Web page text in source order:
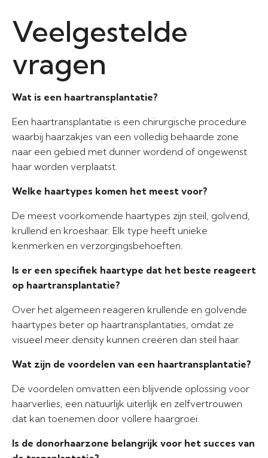
Veelgestelde
vragen
Wat is een haartransplantatie?
Een haartransplantatie is een chirurgische procedure
waarbij haarzakjes van een volledig behaarde zone
naar een gebied met dunner wordend of ongewenst
haar worden verplaatst.
Welke haartypes komen het meest voor?
De meest voorkomende haartypes zijn steil, golvend,
krullend en kroeshaar. Elk type heeft unieke
kenmerken en verzorgingsbehoeften.
Is er een specifiek haartype dat het beste reageert
op haartransplantatie?
Over het algemeen reageren krullende en golvende
haartypes beter op haartransplantaties, omdat ze
visueel meer density kunnen creëren dan steil haar.
Wat zijn de voordelen van een haartransplantatie?
De voordelen omvatten een blijvende oplossing voor
haarverlies, een natuurlijk uiterlijk en zelfvertrouwen
dat kan toenemen door vollere haargroei.
Is de donorhaarzone belangrijk voor het succes van